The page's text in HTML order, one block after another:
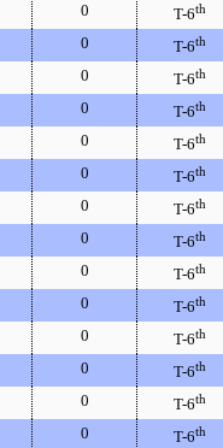
0 T-6th
0 T-6th
0 T-6th
0 T-6th
0 T-6th
0 T-6th
0 T-6th
0 T-6th
0 T-6th
0 T-6th
0 T-6th
0 T-6th
0 T-6th
0 T-6th